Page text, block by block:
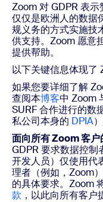
Zoom 对 GDPR 表
仅仅是欧洲人的数据
规义务的方式实施技
供支持。Zoom 愿意
提供帮助。
以下关键信息体现了
如果您要详细了解
查阅本博客中 Zoom
SURF 合作进行的数
私公司本身的 DPIA）
面向所有 Zoom 客户
GDPR 要求数据控制
开发人员）仅使用代
理者（例如，Zoom
的具体要求。Zoom
款 ，以此向所有客户